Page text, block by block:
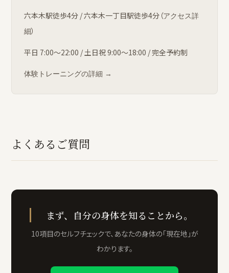
六本木駅徒歩4分 / 六本木一丁目駅徒歩4分（アクセス詳
細）
平日 7:00〜22:00 / 土日祝 9:00〜18:00 / 完全予約制
体験トレーニングの詳細 →
よくあるご質問
まず、自分の身体を知ることから。
10項目のセルフチェックで、あなたの身体の「現在地」が
わかります。